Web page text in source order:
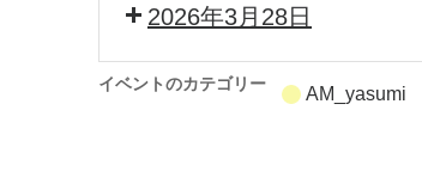
2026年3月28日
イベントのカテゴリー AM_yasumi